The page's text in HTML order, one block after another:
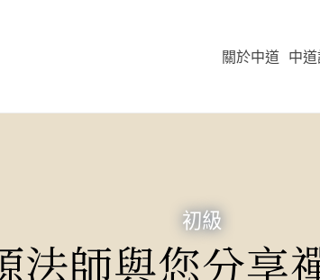
關於中道 中
初級
法師與您分享